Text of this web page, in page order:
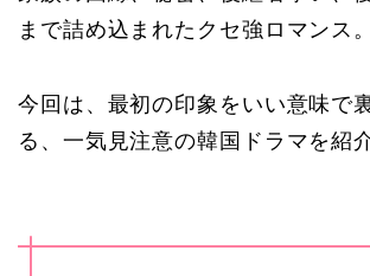
まで詰め込まれたクセ強ロマンス。
今回は、最初の印象をいい意味で
る、一気見注意の韓国ドラマを紹